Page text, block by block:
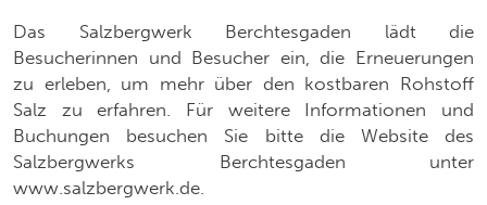
Das Salzbergwerk Berchtesgaden lädt die
Besucherinnen und Besucher ein, die Erneuerungen
zu erleben, um mehr über den kostbaren Rohstoff
Salz zu erfahren. Für weitere Informationen und
Buchungen besuchen Sie bitte die Website des
Salzbergwerks Berchtesgaden unter
www.salzbergwerk.de.